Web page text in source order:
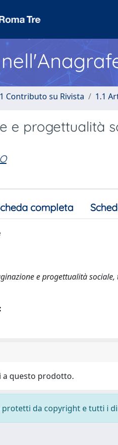
1 Contributo su Rivista 1.1
e progettualità
completa
e progettualità sociale,
a questo prodotto.
protetti da copyright e tutti i